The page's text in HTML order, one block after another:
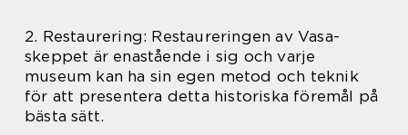
2. Restaurering: Restaureringen av Vasa-
skeppet är enastående i sig och varje
museum kan ha sin egen metod och teknik
för att presentera detta historiska föremål på
bästa sätt.